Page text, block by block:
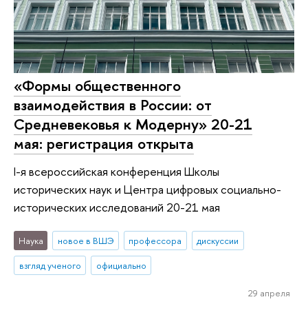
«Формы общественного
взаимодействия в России: от
Средневековья к Модерну» 20-21
мая: регистрация открыта
I-я всероссийская конференция Школы
исторических наук и Центра цифровых социально-
исторических исследований 20-21 мая
Наука новое в ВШЭ профессора
дискуссии
взгляд ученого
официально
29 апреля